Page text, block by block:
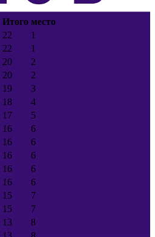
Итого место
22
1
22
1
20
2
20
2
19
3
18
4
17
5
16
6
16
6
16
6
16
6
16
6
15
7
15
7
13
8